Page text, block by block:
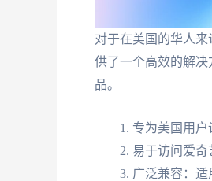
对于在美国的华人
供了一个高效的解
品。
专为美国用户
易于访问爱奇
广泛兼容：适